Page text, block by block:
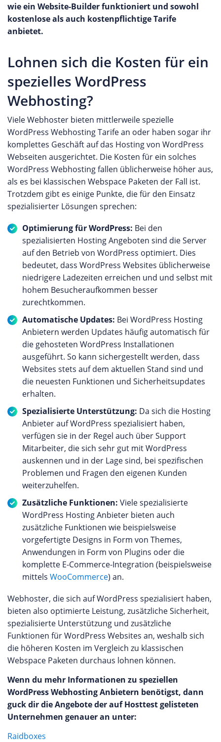
wie ein Website-Builder funktioniert und sowohl
kostenlose als auch kostenpflichtige Tarife
anbietet.
Lohnen sich die Kosten für ein
spezielles WordPress
Webhosting?
Viele Webhoster bieten mittlerweile spezielle
WordPress Webhosting Tarife an oder haben sogar ihr
komplettes Geschäft auf das Hosting von WordPress
Webseiten ausgerichtet. Die Kosten für ein solches
WordPress Webhosting fallen üblicherweise höher aus,
als es bei klassischen Webspace Paketen der Fall ist.
Trotzdem gibt es einige Punkte, die für den Einsatz
spezialisierter Lösungen sprechen:
Optimierung für WordPress: Bei den
spezialisierten Hosting Angeboten sind die Server
auf den Betrieb von WordPress optimiert. Dies
bedeutet, dass WordPress Websites üblicherweise
niedrigere Ladezeiten erreichen und und selbst mit
hohem Besucheraufkommen besser
zurechtkommen.
Automatische Updates: Bei WordPress Hosting
Anbietern werden Updates häufig automatisch für
die gehosteten WordPress Installationen
ausgeführt. So kann sichergestellt werden, dass
Websites stets auf dem aktuellen Stand sind und
die neuesten Funktionen und Sicherheitsupdates
erhalten.
Spezialisierte Unterstützung: Da sich die Hosting
Anbieter auf WordPress spezialisiert haben,
verfügen sie in der Regel auch über Support
Mitarbeiter, die sich sehr gut mit WordPress
auskennen und in der Lage sind, bei spezifischen
Problemen und Fragen den eigenen Kunden
weiterzuhelfen.
Zusätzliche Funktionen: Viele spezialisierte
WordPress Hosting Anbieter bieten auch
zusätzliche Funktionen wie beispielsweise
vorgefertigte Designs in Form von Themes,
Anwendungen in Form von Plugins oder die
komplette E-Commerce-Integration (beispielsweise
mittels WooCommerce) an.
Webhoster, die sich auf WordPress spezialisiert haben,
bieten also optimierte Leistung, zusätzliche Sicherheit,
spezialisierte Unterstützung und zusätzliche
Funktionen für WordPress Websites an, weshalb sich
die höheren Kosten im Vergleich zu klassischen
Webspace Paketen durchaus lohnen können.
Wenn du mehr Informationen zu speziellen
WordPress Webhosting Anbietern benötigst, dann
guck dir die Angebote der auf Hosttest gelisteten
Unternehmen genauer an unter:
Raidboxes